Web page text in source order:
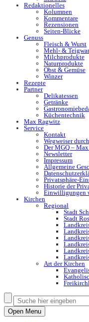
Redaktionelles
Kolumnen
Kommentare
Rezensionen
Seiten-Blicke
Genuss
Fleisch & Wurst
Mehl- &
Milchprodukte
Naturprodukte
Obst & Gemüse
Winzer
Rezepte
Partner
Delikatessen
Getränke
Küchentechnik
Max Ragwitz
Service
Kontakt
Wegweiser
Der MGQ –
Newsletter
Impressum
Allgemeine
Privatsphäre-
Historie der
Einwilligungen
Kirchen
Regional
Stadt
Stadt
Art der Kirchen
Open Menu